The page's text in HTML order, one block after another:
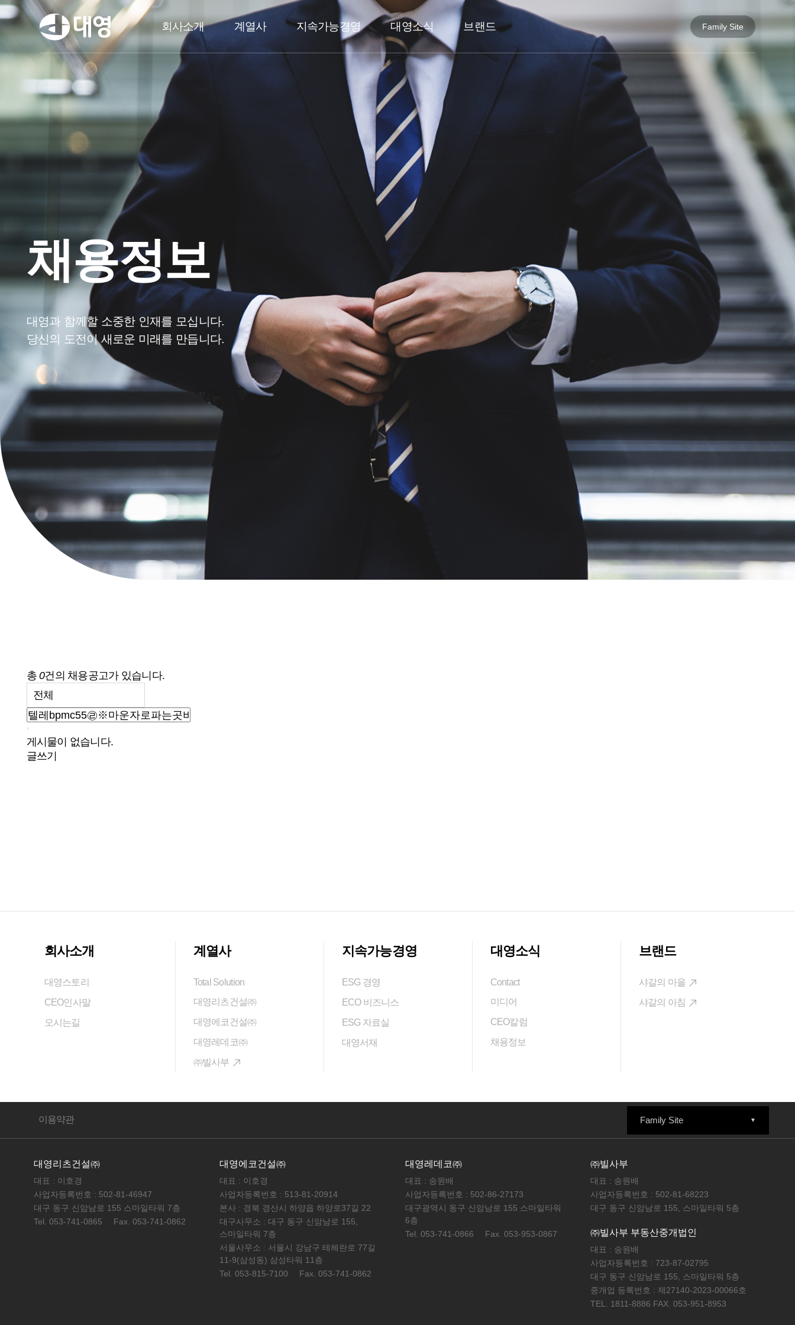
회사소개 계열사 지속가능경영 대영소식 브랜드 Family Site
채용정보
대영과 함께할 소중한 인재를 모십니다.
당신의 도전이 새로운 미래를 만듭니다.
총0건의 채용공고가 있습니다.
게시물이 없습니다.
글쓰기
회사소개
대영스토리
CEO인사말
오시는길
계열사
Total Solution
대영리츠건설㈜
대영에코건설㈜
대영레데코㈜
㈜빌사부
지속가능경영
ESG 경영
ECO 비즈니스
ESG 자료실
대영서재
대영소식
Contact
미디어
CEO칼럼
채용정보
브랜드
샤갈의 마을
샤갈의 아침
이용약관 Family Site
대영리츠건설㈜
대표 : 이호경
사업자등록번호 : 502-81-46947
대구 동구 신암남로 155 스마일타워 7층
Tel. 053-741-0865
Fax. 053-741-0862
대영에코건설㈜
대표 : 이호경
사업자등록번호 : 513-81-20914
본사 : 경북 경산시 하양읍 하양로37길 22
대구사무소 : 대구 동구 신암남로 155,
스마일타워 7층
서울사무소 : 서울시 강남구 테헤란로 77길
11-9(삼성동) 삼성타워 11층
Tel. 053-815-7100
Fax. 053-741-0862
대영레데코㈜
대표 : 송원배
사업자등록번호 : 502-86-27173
대구광역시 동구 신암남로 155 스마일타워
6층
Tel. 053-741-0866
Fax. 053-953-0867
㈜빌사부
대표 : 송원배
사업자등록번호 : 502-81-68223
대구 동구 신암남로 155, 스마일타워 5층
㈜빌사부 부동산중개법인
대표 : 송원배
사업자등록번호 : 723-87-02795
대구 동구 신암남로 155, 스마일타워 5층
중개업 등록번호 : 제27140-2023-00066호
TEL. 1811-8886 FAX. 053-951-8953